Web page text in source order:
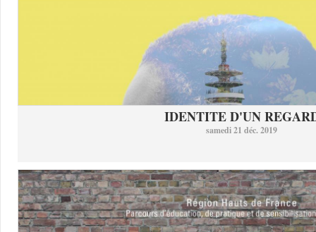
IDENTITE D'UN
samedi 21 déc. 2019